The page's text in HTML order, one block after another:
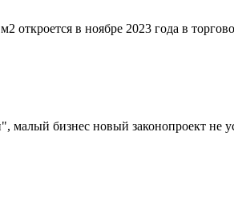
в ноябре 2023 года в
бизнес новый законопроект не